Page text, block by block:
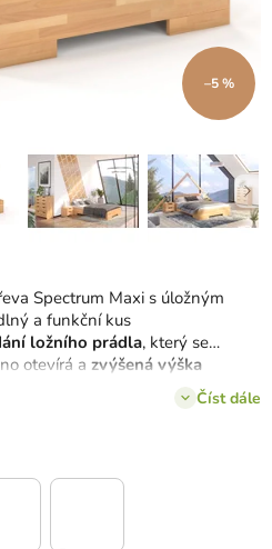
Spectrum Maxi s úložným
a funkční kus
ložního prádla, který se
otevírá a zvýšená výška
Číst dále
–5 %